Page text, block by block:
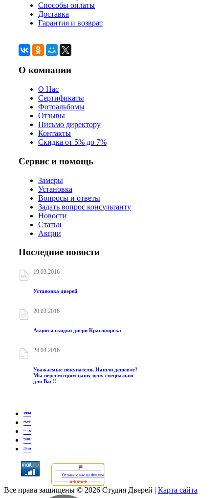
Способы оплаты
Доставка
Гарантия и возврат
О компании
О Нас
Сертификаты
Фотоальбомы
Отзывы
Письмо директору
Контакты
Скидка от 5% до 7%
Сервис и помощь
Замеры
Установка
Вопросы и ответы
Задать вопрос консультанту
Новости
Статьи
Акции
Последние новости
19.03.2016
Установка дверей
20.03.2016
Акции и скидки двери Красноярска
24.04.2016
Уважаемые покупатели, Нашли дешевле?
Мы пересмотрим нашу цену специально
для Вас!!
Отзывы о нас на Флампе
Все права защищены © 2026 Студия Дверей | Карта сайта